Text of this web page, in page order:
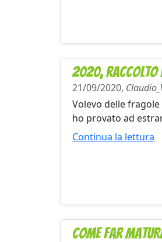
2020, raccolto
21/09/2020,
Volevo delle
ho provato ad
Continua la lettura
Come far